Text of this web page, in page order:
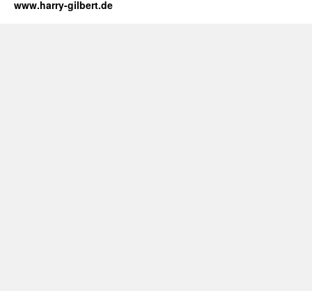
www.harry-gilbert.de